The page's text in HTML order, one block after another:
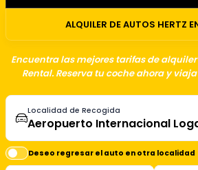
ALQUILER DE AUTOS HERTZ
Encuentra las mejores tarifas de
Rental. Reserva tu coche ahora y
Localidad de Recogida
Deseo regresar el auto en otra localidad